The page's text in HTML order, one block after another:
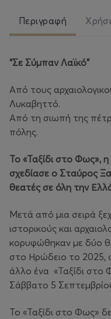
Περιγραφή
“Σε Σύμπαν Λαϊκό”
Από τους
Λυκαβηττό.
Από τη σιωπή της
πόλης.
Το «Ταξίδι στο Φως»,
σχεδίασε ο Σταύρος
θεατές σε όλη την
Μετά από μια σειρά
ιστορικούς και
κορυφώθηκαν με δύο
στο Ηρώδειο το 2025,
άλλο ένα «Ταξίδι
Σάββατο 5
Το «Ταξίδι στο Φως»